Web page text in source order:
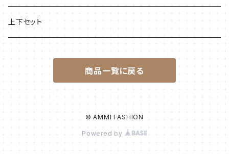
上下セット
商品一覧に戻る
© AMMI FASHION
Powered by